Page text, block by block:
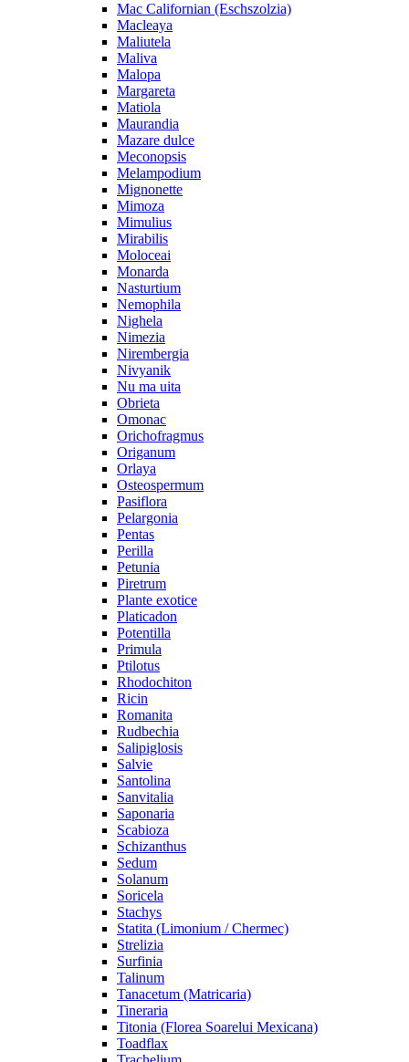
Mac Californian (Eschszolzia)
Macleaya
Maliutela
Maliva
Malopa
Margareta
Matiola
Maurandia
Mazare dulce
Meconopsis
Melampodium
Mignonette
Mimoza
Mimulius
Mirabilis
Moloceai
Monarda
Nasturtium
Nemophila
Nighela
Nimezia
Nirembergia
Nivyanik
Nu ma uita
Obrieta
Omonac
Orichofragmus
Origanum
Orlaya
Osteospermum
Pasiflora
Pelargonia
Pentas
Perilla
Petunia
Piretrum
Plante exotice
Platicadon
Potentilla
Primula
Ptilotus
Rhodochiton
Ricin
Romanita
Rudbechia
Salipiglosis
Salvie
Santolina
Sanvitalia
Saponaria
Scabioza
Schizanthus
Sedum
Solanum
Soricela
Stachys
Statita (Limonium / Chermec)
Strelizia
Surfinia
Talinum
Tanacetum (Matricaria)
Tineraria
Titonia (Florea Soarelui Mexicana)
Toadflax